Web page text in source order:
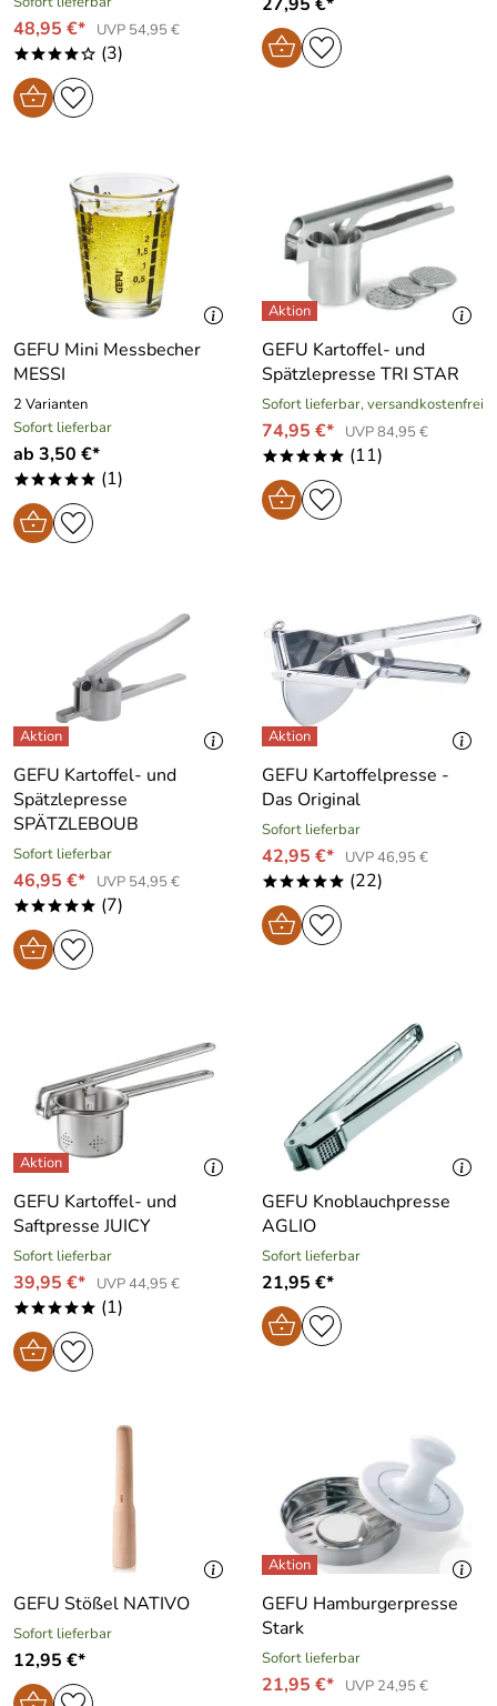
48,95 €* UVP 54,95 €
****o (3)
GEFU Mini Messbecher
MESSI
2 Varianten
Sofort lieferbar
ab 3,50 €*
***** (1)
GEFU Kartoffel- und
Spätzlepresse TRI STAR
Sofort lieferbar, versandkostenfrei
74,95 €* UVP 84,95 €
***** (11)
GEFU Kartoffel- und
Spätzlepresse
SPÄTZLEBOUB
Sofort lieferbar
46,95 €* UVP 54,95 €
***** (7)
GEFU Kartoffelpresse -
Das Original
Sofort lieferbar
42,95 €* UVP 46,95 €
***** (22)
GEFU Kartoffel- und
Saftpresse JUICY
Sofort lieferbar
39,95 €* UVP 44,95 €
***** (1)
GEFU Knoblauchpresse
AGLIO
Sofort lieferbar
21,95 €*
GEFU Stößel NATIVO
Sofort lieferbar
12,95 €*
GEFU Hamburgerpresse
Stark
Sofort lieferbar
21,95 €* UVP 24,95 €